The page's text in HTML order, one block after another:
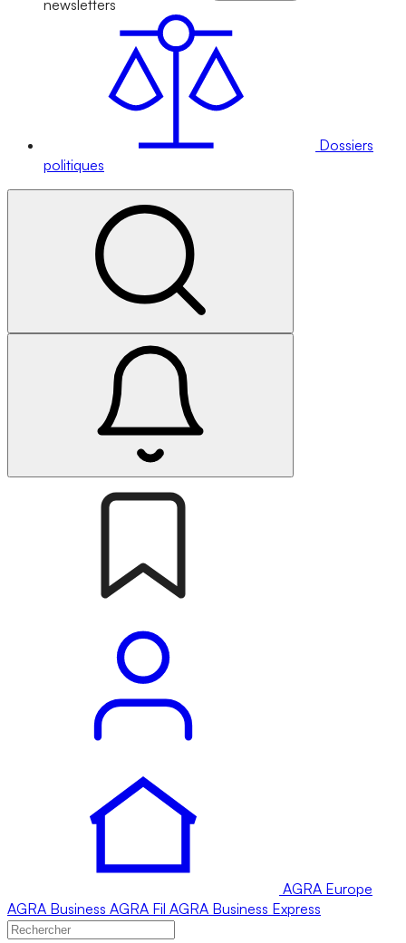
newsletters
Dossiers
politiques
AGRA Europe
AGRA Business AGRA Fil AGRA Business Express